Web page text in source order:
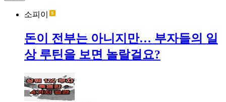
소피이
돈이 전부는 아니지만… 부자들의 일
상 루틴을 보면 놀랄걸요?